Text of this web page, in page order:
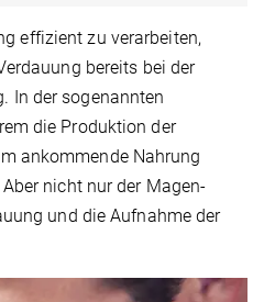
effizient zu verarbeiten,
bereits bei der
In der sogenannten
die Produktion der
ankommende Nahrung
nicht nur der Magen-
und die Aufnahme der